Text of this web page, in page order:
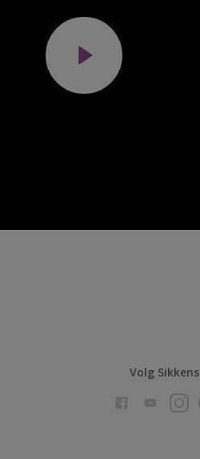
Volg Sikkens